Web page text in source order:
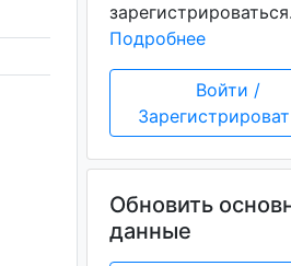
Подробнее
Войти /
Обновить
данные